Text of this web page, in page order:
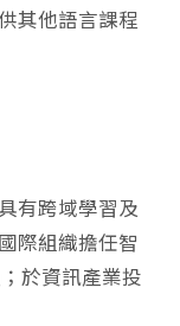
其他語言課程
有跨域學習及
際組織擔任智
於資訊產業投